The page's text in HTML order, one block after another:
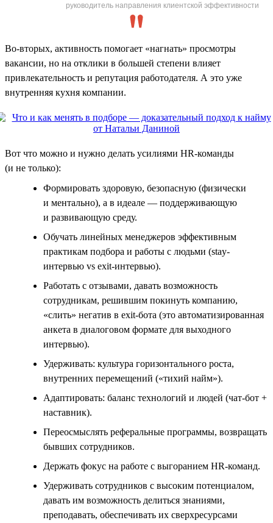
руководитель направления клиентской эффективности
Во-вторых, активность помогает «нагнать» просмотры
вакансии, но на отклики в большей степени влияет
привлекательность и репутация работодателя. А это уже
внутренняя кухня компании.
Вот что можно и нужно делать усилиями HR-команды
(и не только):
Формировать здоровую, безопасную (физически
и ментально), а в идеале — поддерживающую
и развивающую среду.
Обучать линейных менеджеров эффективным
практикам подбора и работы с людьми (stay-
интервью vs exit-интервью).
Работать с отзывами, давать возможность
сотрудникам, решившим покинуть компанию,
«слить» негатив в exit-бота (это автоматизированная
анкета в диалоговом формате для выходного
интервью).
Удерживать: культура горизонтального роста,
внутренних перемещений («тихий найм»).
Адаптировать: баланс технологий и людей (чат-бот +
наставник).
Переосмыслять реферальные программы, возвращать
бывших сотрудников.
Держать фокус на работе с выгоранием HR-команд.
Удерживать сотрудников с высоким потенциалом,
давать им возможность делиться знаниями,
преподавать, обеспечивать их сверхресурсами